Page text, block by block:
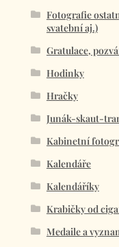
Fotografie
svatební aj.)
Gratulace,
Hodinky
Hračky
Junák-skaut-
Kabinetní
Kalendáře
Kalendáříky
Krabičky od
Medaile a